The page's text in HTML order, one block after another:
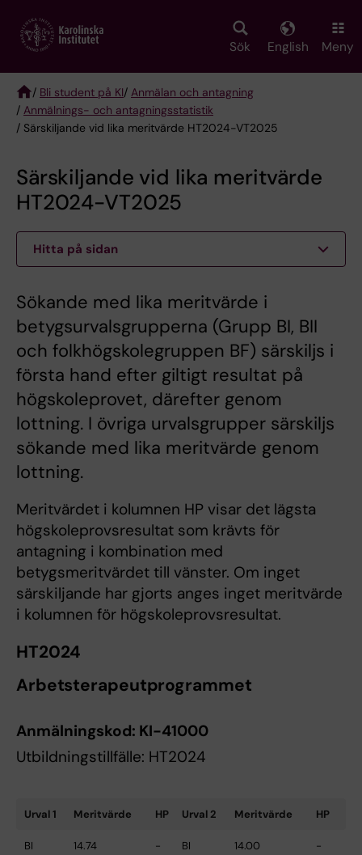
main
Sök English Meny
Breadcrumb
/ Bli student på KI/ Anmälan och antagning
/ Anmälnings- och antagningsstatistik
/ Särskiljande vid lika meritvärde HT2024-VT2025
Särskiljande vid lika meritvärde
HT2024-VT2025
Hitta på sidan
Sökande med lika meritvärde i
betygsurvalsgrupperna (Grupp BI, BII
och folkhögskolegruppen BF) särskiljs i
första hand efter giltigt resultat på
högskoleprovet, därefter genom
lottning. I övriga urvalsgrupper särskiljs
sökande med lika meritvärde genom
lottning.
Meritvärdet i kolumnen HP visar det lägsta
högskoleprovsresultat som krävts för
antagning i kombination med
betygsmeritvärdet till vänster. Om inget
särskiljande har gjorts anges inget meritvärde
i kolumnen för högskoleprovsresultat.
HT2024
Arbetsterapeutprogrammet
Anmälningskod: KI-41000
Utbildningstillfälle: HT2024
Urval 1 Meritvärde HP Urval 2 Meritvärde HP
BI 14.74 - BI 14.00 -